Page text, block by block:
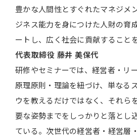
豊かな人間性とすぐれたマネジメ
ジネス能力を身につけた人財の育
ートし、広く社会に貢献すること
代表取締役 藤井 美保代
研修やセミナーでは、経営者・リ
原理原則・理論を紐づけ、単なる
ウを教えるだけではなく、それら
要な姿勢までをしっかりと落とし
ている。次世代の経営者・経営層